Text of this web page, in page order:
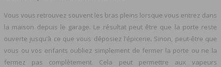
Vous vous retrouvez souvent les bras pleins lorsque vous entrez dans
la maison depuis le garage. Le résultat peut être que la porte reste
ouverte jusqu’à ce que vous déposiez l’épicerie. Sinon, peut-être que
vous ou vos enfants oubliez simplement de fermer la porte ou ne la
fermez pas complètement. Cela peut permettre aux vapeurs